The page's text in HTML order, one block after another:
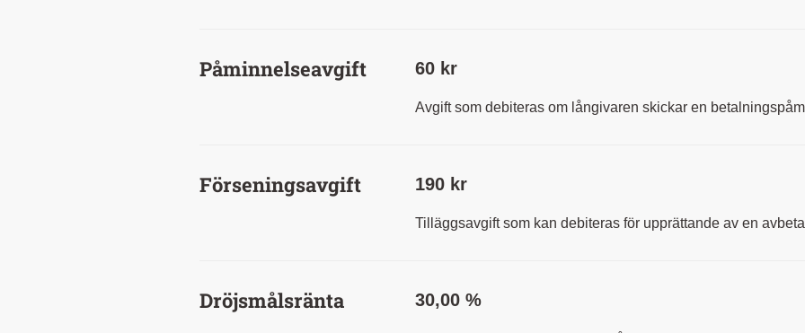
Påminnelseavgift 60 kr
Avgift som debiteras om långivaren skickar en
Förseningsavgift 190 kr
Tilläggsavgift som kan debiteras för upprättande av en
Dröjsmålsränta 30,00 %